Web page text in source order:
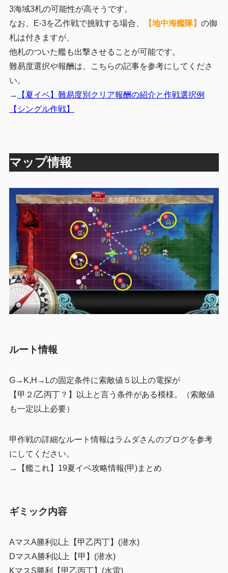
3海域3札の可能性が高そうです。
なお、E-3を乙作戦で挑戦する場合、
【地中海艦隊】 の御
札は付きますが、
他札のついた艦も出撃させることが可能です。
難易度選択や報酬は、こちらの記事を参考にしてくださ
い。
→
【夏イベ】難易度別クリア報酬の紹介と作戦選択例
【シングル作戦】
マップ情報
ルート情報
G→K,H→Lの固定条件に索敵値５以上の電探が
【甲２/乙丙丁？】以上と言う条件がある模様。（索敵値
も一定以上必要）
甲作戦の詳細なルート情報はラムダさんのブログを参考
にしてください。
→【艦これ】19夏イベ攻略情報(甲)まとめ
ギミック内容
AマスA勝利以上【甲乙丙丁】(潜水)
DマスA勝利以上【甲】(潜水)
KマスS勝利【甲乙丙丁】(水雷)